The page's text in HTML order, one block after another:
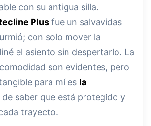
con su antigua silla.
Plus fue un salvavidas
con solo mover la
el asiento sin despertarlo. La
son evidentes, pero
para mí es la
de saber que está protegido y
trayecto.